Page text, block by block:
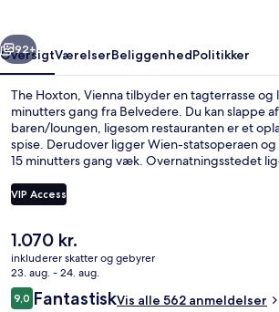
Næste
92+
OversigtVærelserBeliggenhedPolitikker
The Hoxton, Vienna tilbyder en tagterrasse
minutters gang fra Belvedere. Du kan slappe
baren/loungen, ligesom restauranten er et
spise. Derudover ligger Wien-statsoperaen
15 minutters gang væk. Overnatningsstedet
minutter væk og Unteres Belvedere
minutter derfra.
VIP Access
Den
nuværende
pris
er
1.070 kr.
1.070 kr.
inkluderer skatter og gebyrer
23. aug. - 24. aug.
Anmeldelser
9,09,0 ud af 10.
FantastiskVis alle 562 anmeldelser